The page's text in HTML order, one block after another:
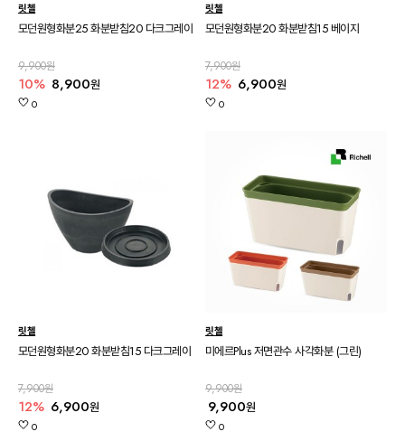
릿첼
모던원형화분25 화분받침20 다크그레이
9,900원
10% 8,900원
0
릿첼
모던원형화분20 화분받침15 베이지
7,900원
12% 6,900원
0
릿첼
모던원형화분20 화분받침15 다크그레이
7,900원
12% 6,900원
0
릿첼
미에르Plus 저면관수 사각화분 (그린)
9,900원
9,900원
0